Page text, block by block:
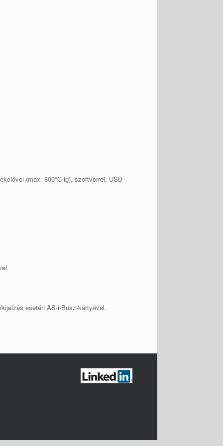
(max. 800°C-ig), szoftverrel, USB-
esetén AS-i-Busz-kártyával.